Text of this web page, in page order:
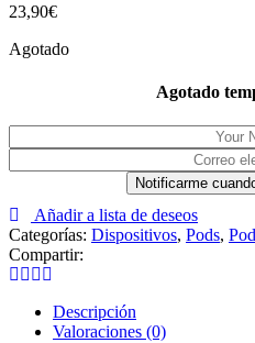
23,90€
Agotado
Agotado
Añadir a lista de deseos
Categorías: Dispositivos, Pods,
Compartir:
Descripción
Valoraciones (0)